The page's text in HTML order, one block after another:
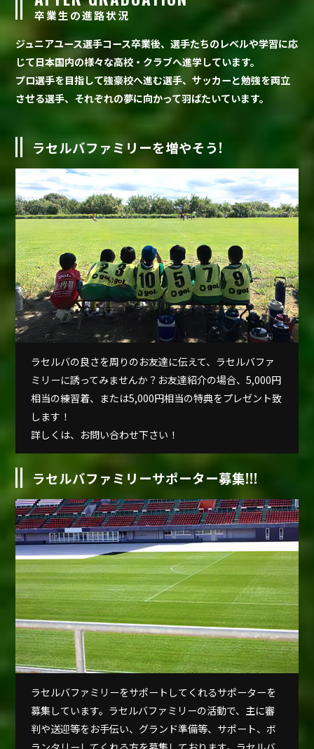
卒業生の進路状況
ジュニアユース選手コース卒業後、選手たちのレベルや学習に応
じて日本国内の様々な高校・クラブへ進学しています。
プロ選手を目指して強豪校へ進む選手、サッカーと勉強を両立
させる選手、それぞれの夢に向かって羽ばたいています。
ラセルバファミリーを増やそう!
ラセルバの良さを周りのお友達に伝えて、ラセルバファ
ミリーに誘ってみませんか？お友達紹介の場合、5,000円
相当の練習着、または5,000円相当の特典をプレゼント致
します！
詳しくは、お問い合わせ下さい！
ラセルバファミリーサポーター募集!!!
ラセルバファミリーをサポートしてくれるサポーターを
募集しています。ラセルバファミリーの活動で、主に審
判や送迎等をお手伝い、グランド準備等、サポート、ボ